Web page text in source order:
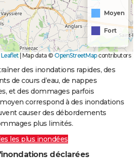
Moyen
Fort
Leaflet Map data © OpenStreetMapcontributors
des inondations rapides, des
de cours d’eau, de nappes
et des dommages parfois
correspond à des inondations
causer des débordements
plus limités.
les plus inondées
déclarées